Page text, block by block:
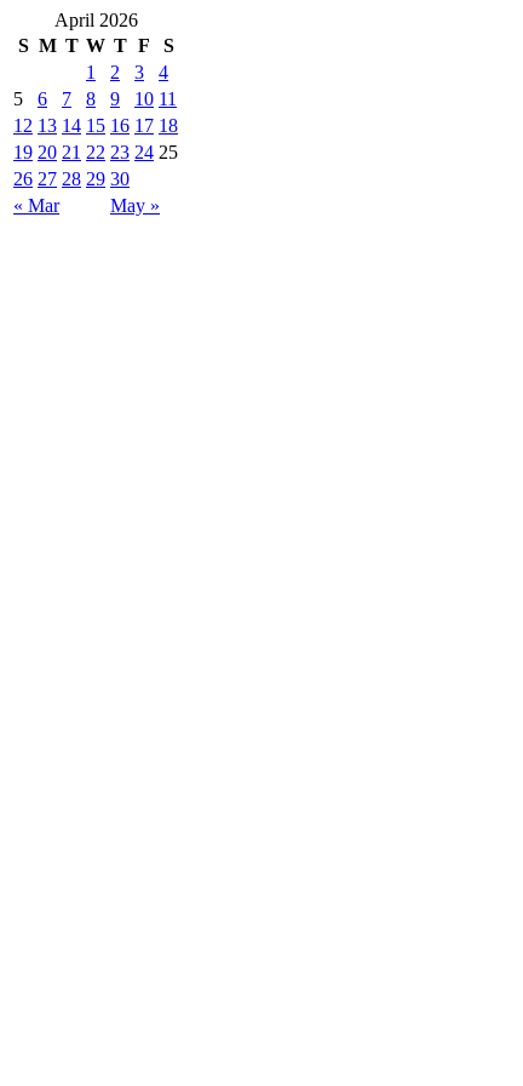
April 2026
S M T W T F S
« Mar May »
1 2 3
4
5
6 7 8 9 10 11
12 13 14 15 16 17 18
19 20 21 22 23 24 25
26 27 28 29 30